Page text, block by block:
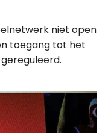
niet open
toegang tot het